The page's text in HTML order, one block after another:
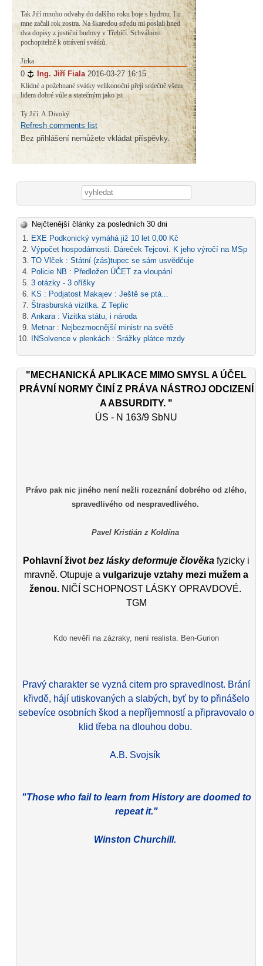
Tak Jiří mnoho odvahy do dalšího roku boje s hydrou. I u
mne začali rok zostra. Na škaredou středu mi poslali hned
dva dopisy z justiční budovy v Třebíči. Schválnost
pochopitelně k otrávení svátků.
Jirka
0 # Ing. Jiří Fiala 2016-03-27 16:15
Klidné a požehnané svátky velikonoční přeji srdečně všem
lidem dobré vůle a statečným jako jsi
Ty Jiří. A.Divoký
Refresh comments list
Bez přihlášení nemůžete vkládat příspěvky.
Vyhledávání
Nejčtenější články za posledních 30 dni
EXE Podkonický vymáhá již 10 let 0,00 Kč
Výpočet hospodárnosti. Dáreček Tejcovi. K jeho výročí na MSp
TO Vlček : Státní (zás)tupec se sám usvědčuje
Policie NB : Předložen ÚČET za vloupání
3 otázky - 3 oříšky
KS : Podjatost Makajev : Ještě se ptá...
Štrasburská vizitka. Z Teplic
Ankara : Vizitka státu, i národa
Metnar : Nejbezmocnější ministr na světě
INSolvence v plenkách : Srážky plátce mzdy
"MECHANICKÁ APLIKACE MIMO SMYSL A ÚČEL
PRÁVNÍ NORMY ČINÍ Z PRÁVA NÁSTROJ ODCIZENÍ
A ABSURDITY. "
ÚS - N 163/9 SbNU
Právo pak nic jiného není nežli rozeznání dobrého od zlého,
spravedlivého od nespravedlivého.
Pavel Kristián z Koldína
Pohlavní život bez lásky deformuje člověka fyzicky i
mravně. Otupuje avulgarizuje vztahy mezi mužem a
ženou. NIČÍ SCHOPNOST LÁSKY OPRAVDOVÉ.
TGM
Kdo nevěří na zázraky, není realista. Ben-Gurion
Pravý charakter se vyzná citem pro spravedlnost. Brání
křivdě, hájí utiskovaných a slabých, byť by to přinášelo
sebevíce osobních škod a nepříjemností a připravovalo o
klid třeba na dlouhou dobu.
A.B. Svojsík
"Those who fail to learn from History are doomed to
repeat it."
Winston Churchill.